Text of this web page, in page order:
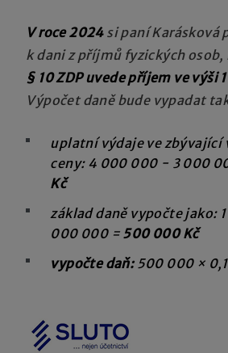
V roce 2024 si paní Karásková
k dani z příjmů fyzických osob,
§ 10 ZDP uvede příjem ve výši
Výpočet daně bude vypadat
uplatní výdaje ve zbývající
ceny: 4 000 000 − 3 000
Kč
základ daně vypočte jako:
000 000 = 500 000 Kč
vypočte daň:500 000 ×